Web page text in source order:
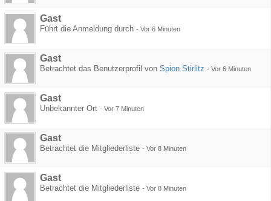
Gast
Führt die Anmeldung durch - Vor 6 Minuten
Gast
Betrachtet das Benutzerprofil von Spion Stirlitz - Vor 6 Minuten
Gast
Unbekannter Ort - Vor 7 Minuten
Gast
Betrachtet die Mitgliederliste - Vor 8 Minuten
Gast
Betrachtet die Mitgliederliste - Vor 8 Minuten